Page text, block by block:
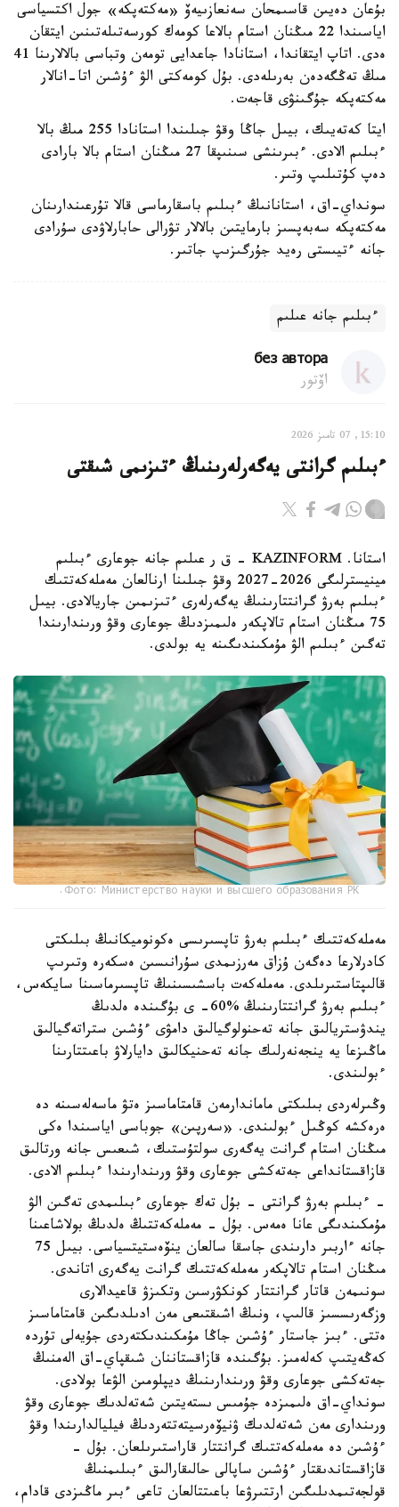
بۇعان دەيىن قاسىمحان سەنعازىيەۆ «مەكتەپكە» جول اكتسياسى
اياسىندا 22 مىڭنان استام بالاعا كومەك كورسەتىلەتىنىن ايتقان
ەدى. اتاپ ايتقاندا، استانادا جاعدايى تومەن وتباسى بالالارىنا 41
مىڭ تەڭگەدەن بەرىلەدى. بۇل كومەكتى الۋ ءۇشىن اتا-انالار
مەكتەپكە جۇگىنۋى قاجەت.
ايتا كەتەيىك، بيىل جاڭا وقۋ جىلىندا استانادا 255 مىڭ بالا
ءبىلىم الادى. ءبىرىنشى سىنىپقا 27 مىڭنان استام بالا بارادى
دەپ كۇتىلىپ وتىر.
سونداي-اق، استانانىڭ ءبىلىم باسقارماسى قالا تۇرعىندارىنان
مەكتەپكە سەبەپسىز بارمايتىن بالالار تۋرالى حابارلاۋدى سۇرادى
جانە ءتيىستى رەيد جۇرگىزىپ جاتىر.
ءبىلىم جانە عىلىم
без автора
اۆتور
15:10, 07 تامىز 2026
ءبىلىم گرانتى يەگەرلەرىنىڭ ءتىزىمى شىقتى
استانا. KAZINFORM - ق ر عىلىم جانە جوعارى ءبىلىم
مينيسترلىگى 2026-2027 وقۋ جىلىنا ارنالعان مەملەكەتتىك
ءبىلىم بەرۋ گرانتتارىنىڭ يەگەرلەرى ءتىزىمىن جاريالادى. بيىل
75 مىڭنان استام تالاپكەر ەلىمىزدىڭ جوعارى وقۋ ورىندارىندا
تەگىن ءبىلىم الۋ مۇمكىندىگىنە يە بولدى.
Фото: Министерство науки и высшего образования РК.
مەملەكەتتىك ءبىلىم بەرۋ تاپسىرىسى ەكونوميكانىڭ بىلىكتى
كادرلارعا دەگەن ۇزاق مەرزىمدى سۇرانىسىن ەسكەرە وتىرىپ
قالىپتاستىرىلدى. مەملەكەت باسشىسىنىڭ تاپسىرماسىنا سايكەس،
ءبىلىم بەرۋ گرانتتارىنىڭ %60- ى بۇگىندە ەلدىڭ
يندۋستريالىق جانە تەحنولوگيالىق دامۋى ءۇشىن ستراتەگيالىق
ماڭىزعا يە ينجەنەرلىك جانە تەحنيكالىق دايارلاۋ باعىتتارىنا
ءبولىندى.
وڭىرلەردى بىلىكتى ماماندارمەن قامتاماسىز ەتۋ ماسەلەسىنە دە
ەرەكشە كوڭىل ءبولىندى. «سەرپىن» جوباسى اياسىندا ەكى
مىڭنان استام گرانت يەگەرى سولتۇستىك، شىعىس جانە ورتالىق
قازاقستانداعى جەتەكشى جوعارى وقۋ ورىندارىندا ءبىلىم الادى.
- ءبىلىم بەرۋ گرانتى - بۇل تەك جوعارى ءبىلىمدى تەگىن الۋ
مۇمكىندىگى عانا ەمەس. بۇل - مەملەكەتتىڭ ەلدىڭ بولاشاعىنا
جانە ءاربىر دارىندى جاسقا سالعان ينۆەستيتسياسى. بيىل 75
مىڭنان استام تالاپكەر مەملەكەتتىك گرانت يەگەرى اتاندى.
سونىمەن قاتار گرانتتار كونكۋرسىن وتكىزۋ قاعيدالارى
وزگەرىسسىز قالىپ، ونىڭ اشىقتىعى مەن ادىلدىگىن قامتاماسىز
ەتتى. ءبىز جاستار ءۇشىن جاڭا مۇمكىندىكتەردى جۇيەلى تۇردە
كەڭەيتىپ كەلەمىز. بۇگىندە قازاقستاننان شىقپاي-اق الەمنىڭ
جەتەكشى جوعارى وقۋ ورىندارىنىڭ ديپلومىن الۋعا بولادى.
سونداي-اق ەلىمىزدە جۇمىس ىستەيتىن شەتەلدىك جوعارى وقۋ
ورىندارى مەن شەتەلدىك ۋنيۆەرسيتەتتەردىڭ فيليالدارىندا وقۋ
ءۇشىن دە مەملەكەتتىك گرانتتار قاراستىرىلعان. بۇل -
قازاقستاندىقتار ءۇشىن ساپالى حالىقارالىق ءبىلىمنىڭ
قولجەتىمدىلىگىن ارتتىرۋعا باعىتتالعان تاعى ءبىر ماڭىزدى قادام،